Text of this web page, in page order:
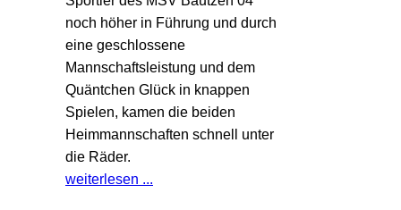
noch höher in Führung und durch
eine geschlossene
Mannschaftsleistung und dem
Quäntchen Glück in knappen
Spielen, kamen die beiden
Heimmannschaften schnell unter
die Räder.
weiterlesen ...